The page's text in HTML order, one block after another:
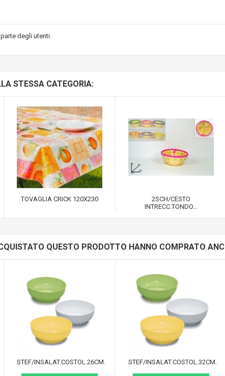
degli utenti.
STESSA CATEGORIA:
TOVAGLIA CRICK 120X230
2SCH/CESTO
INTRECC.TONDO...
QUESTO PRODOTTO HANNO COMPRATO
STEF/INSALAT.COSTOL.26CM. STEF/INSALAT.COSTOL.32CM.